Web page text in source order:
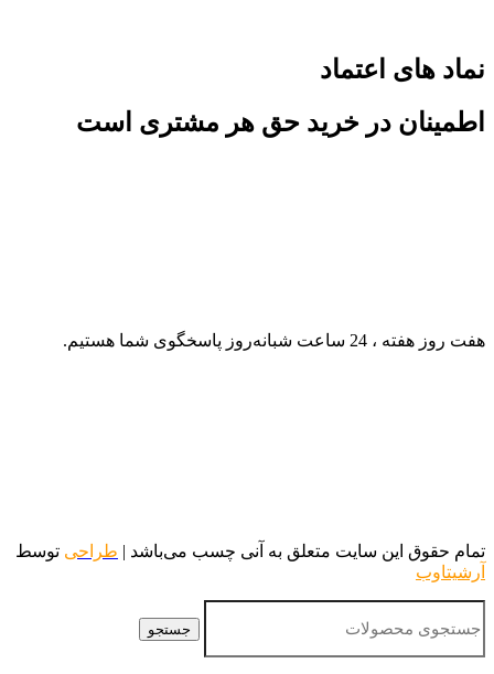
نماد های اعتماد
اطمینان در خرید حق هر مشتری است
هفت روز هفته ، 24 ساعت شبانه‌روز پاسخگوی شما هستیم.
تمام حقوق این سایت متعلق به آنی چسب می‌باشد | طراحی توسط
آرشیتاوب
جستجو